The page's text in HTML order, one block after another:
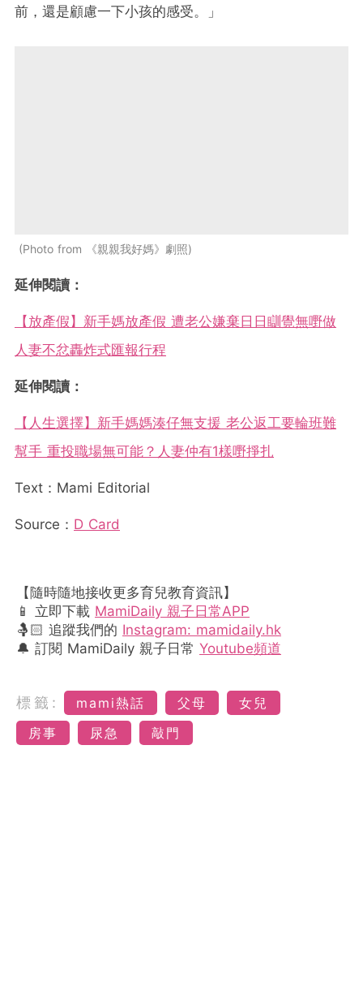
前，還是顧慮一下小孩的感受。」
Photo from 《親親我好媽》劇照
延伸閱讀：
【放產假】新手媽放產假 遭老公嫌棄日日瞓覺無嘢做
人妻不忿轟炸式匯報行程
延伸閱讀：
【人生選擇】新手媽媽湊仔無支援 老公返工要輪班難
幫手 重投職場無可能？人妻仲有1樣嘢掙扎
Text：Mami Editorial
Source： D Card
【隨時隨地接收更多育兒教育資訊】
📱 立即下載 MamiDaily 親子日常APP
🤱🏻 追蹤我們的 Instagram: mamidaily.hk
🔔 訂閱 MamiDaily 親子日常 Youtube頻道
標籤: mami熱話 父母
女兒
房事
尿急 敲門